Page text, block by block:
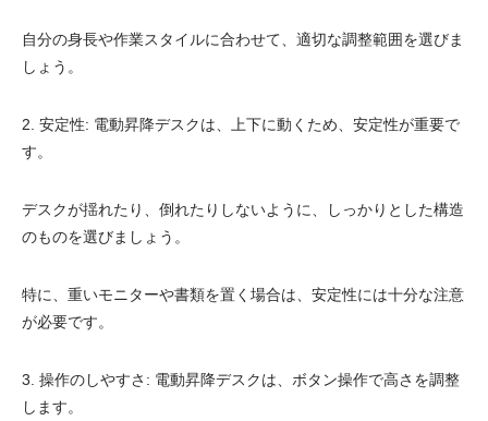
自分の身長や作業スタイルに合わせて、適切な調整範囲を選びま
しょう。
2. 安定性: 電動昇降デスクは、上下に動くため、安定性が重要で
す。
デスクが揺れたり、倒れたりしないように、しっかりとした構造
のものを選びましょう。
特に、重いモニターや書類を置く場合は、安定性には十分な注意
が必要です。
3. 操作のしやすさ: 電動昇降デスクは、ボタン操作で高さを調整
します。